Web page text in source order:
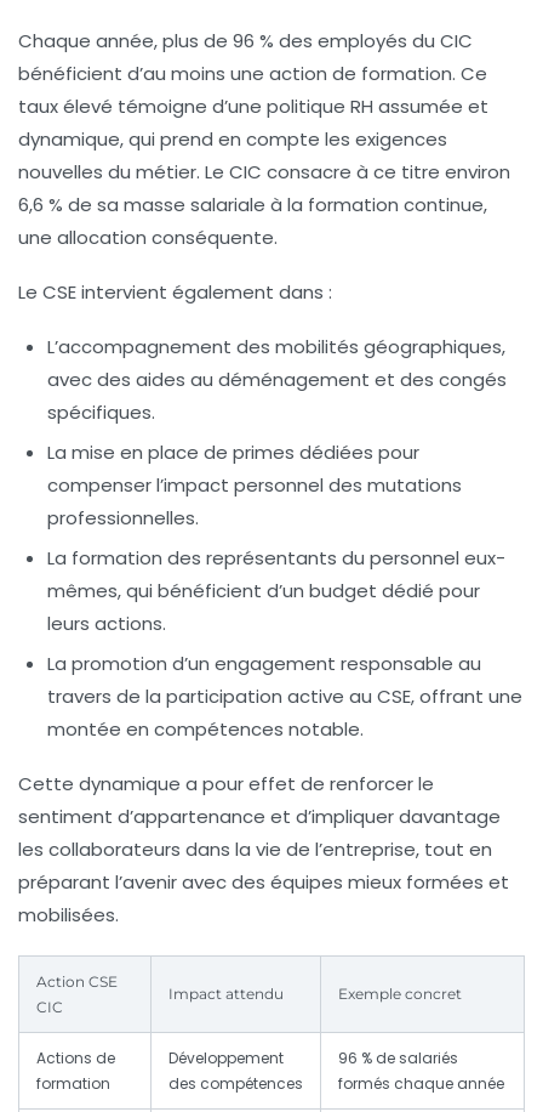
Chaque année, plus de 96 % des employés du CIC
bénéficient d’au moins une action de formation. Ce
taux élevé témoigne d’une politique RH assumée et
dynamique, qui prend en compte les exigences
nouvelles du métier. Le CIC consacre à ce titre environ
6,6 % de sa masse salariale à la formation continue,
une allocation conséquente.
Le CSE intervient également dans :
L’accompagnement des mobilités géographiques,
avec des aides au déménagement et des congés
spécifiques.
La mise en place de primes dédiées pour
compenser l’impact personnel des mutations
professionnelles.
La formation des représentants du personnel eux-
mêmes, qui bénéficient d’un budget dédié pour
leurs actions.
La promotion d’un engagement responsable au
travers de la participation active au CSE, offrant une
montée en compétences notable.
Cette dynamique a pour effet de renforcer le
sentiment d’appartenance et d’impliquer davantage
les collaborateurs dans la vie de l’entreprise, tout en
préparant l’avenir avec des équipes mieux formées et
mobilisées.
Action CSE
CIC
Impact attendu Exemple concret
Actions de
formation
Développement
des compétences
96 % de salariés
formés chaque année